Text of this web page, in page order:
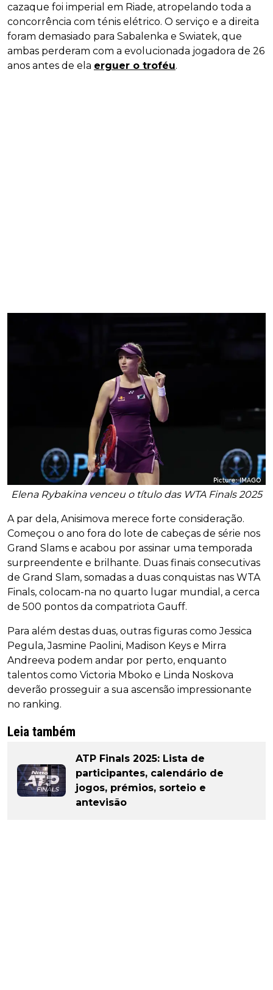
cazaque foi imperial em Riade, atropelando toda a
concorrência com ténis elétrico. O serviço e a direita
foram demasiado para Sabalenka e Swiatek, que
ambas perderam com a evolucionada jogadora de 26
anos antes de ela erguer o troféu.
Elena Rybakina venceu o título das WTA Finals 2025
A par dela, Anisimova merece forte consideração.
Começou o ano fora do lote de cabeças de série nos
Grand Slams e acabou por assinar uma temporada
surpreendente e brilhante. Duas finais consecutivas
de Grand Slam, somadas a duas conquistas nas WTA
Finals, colocam-na no quarto lugar mundial, a cerca
de 500 pontos da compatriota Gauff.
Para além destas duas, outras figuras como Jessica
Pegula, Jasmine Paolini, Madison Keys e Mirra
Andreeva podem andar por perto, enquanto
talentos como Victoria Mboko e Linda Noskova
deverão prosseguir a sua ascensão impressionante
no ranking.
Leia também
ATP Finals 2025: Lista de
participantes, calendário de
jogos, prémios, sorteio e
antevisão